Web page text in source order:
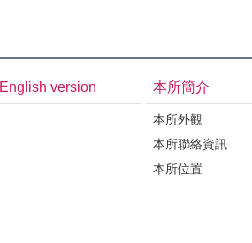
English version
本所簡介
本所外觀
本所聯絡資訊
本所位置